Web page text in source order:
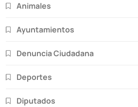
Animales
Ayuntamientos
Denuncia Ciudadana
Deportes
Diputados